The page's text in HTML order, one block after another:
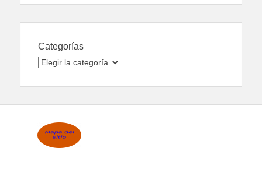
Categorías
Categorías